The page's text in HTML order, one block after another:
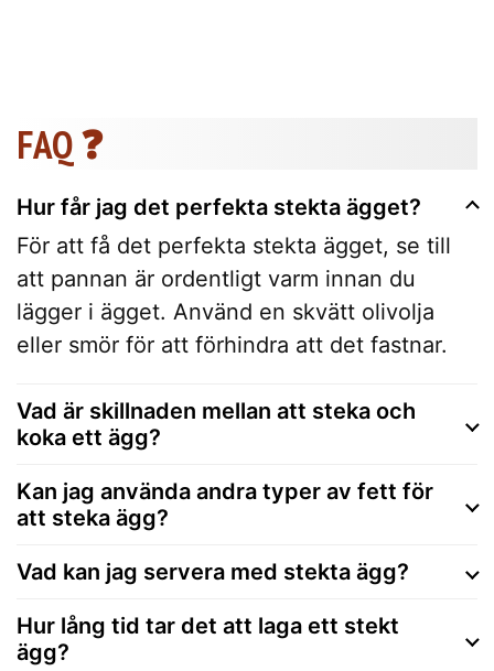
FAQ ❓
Hur får jag det perfekta stekta ägget?
För att få det perfekta stekta ägget, se till
att pannan är ordentligt varm innan du
lägger i ägget. Använd en skvätt olivolja
eller smör för att förhindra att det fastnar.
Vad är skillnaden mellan att steka och
koka ett ägg?
Kan jag använda andra typer av fett för
att steka ägg?
Vad kan jag servera med stekta ägg?
Hur lång tid tar det att laga ett stekt
ägg?